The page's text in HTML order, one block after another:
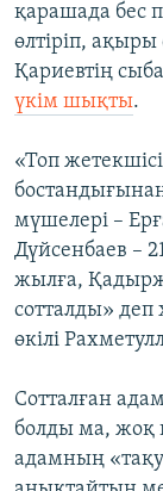
қарашада бес
өлтіріп,
Қариевтің
үкім шықты.
«Топ
мүшелері –
Дүйсенбаев –
жылға,
сотталды» деп
өкілі
Сотталған
болды ма, жоқ
адамның